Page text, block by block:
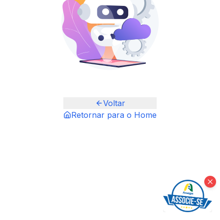
Voltar
Retornar para o Home